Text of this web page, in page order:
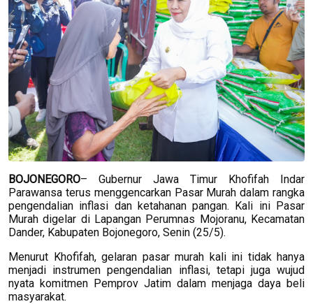
BOJONEGORO– Gubernur Jawa Timur Khofifah Indar
Parawansa terus menggencarkan Pasar Murah dalam rangka
pengendalian inflasi dan ketahanan pangan. Kali ini Pasar
Murah digelar di Lapangan Perumnas Mojoranu, Kecamatan
Dander, Kabupaten Bojonegoro, Senin (25/5).
Menurut Khofifah, gelaran pasar murah kali ini tidak hanya
menjadi instrumen pengendalian inflasi, tetapi juga wujud
nyata komitmen Pemprov Jatim dalam menjaga daya beli
masyarakat.